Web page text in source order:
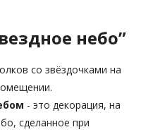
небо”
со звёздочками на
- это декорация, на
сделанное при